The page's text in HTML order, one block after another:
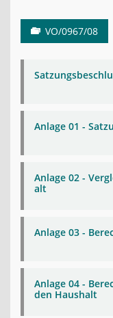
VO/0967/08
Anlage 01 -
Anlage 02 -
alt
Anlage 03 -
Anlage 04 -
den Haushalt